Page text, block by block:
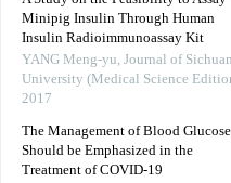
Minipig Insulin Through Human
Insulin Radioimmunoassay Kit
YANG Meng-yu, Journal of Sichuan
University (Medical Science
2017
The Management of Blood Glucose
Should be Emphasized in the
Treatment of COVID-19